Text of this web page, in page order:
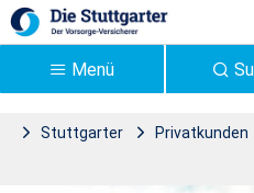
Zum Hauptinhalt springen
Menü
Stuttgarter Privatkunden